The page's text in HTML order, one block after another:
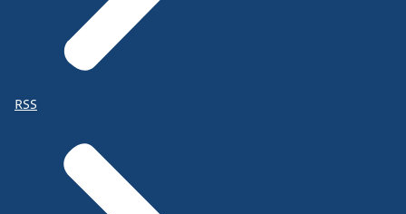
RSS